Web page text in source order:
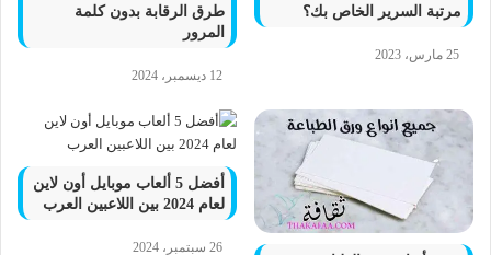
مرتبة السرير الخاص بك؟
25 مارس، 2023
طرق الرقابة بدون كلمة
المرور
12 ديسمبر، 2024
أفضل 5 ألعاب موبايل أون لاين
لعام 2024 بين اللاعبين العرب
26 سبتمبر، 2024